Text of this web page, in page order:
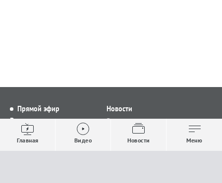
Прямой эфир
Видео
Выпуски новостей
Проекты
Новости
Все новости
Общество
Строительство и ЖКХ
Главная Видео Новости Меню